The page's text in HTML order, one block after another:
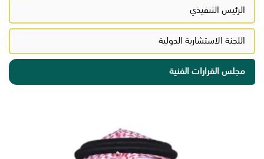
الرئيس التنفيذي
اللجنة الاستشارية الدولية
مجلس القرارات الفنية